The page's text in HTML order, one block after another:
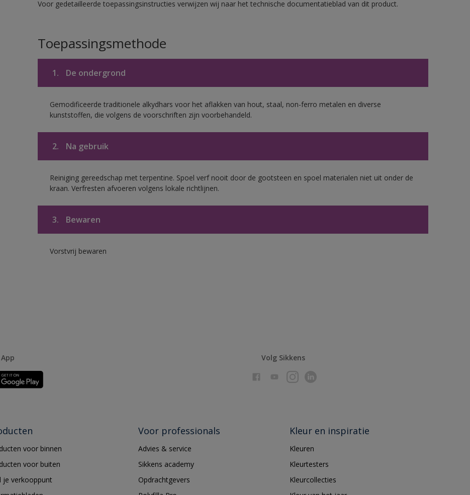
Voor gedetailleerde toepassingsinstructies verwijzen wij naar het technische documentatieblad van dit product.
Toepassingsmethode
1. De ondergrond
Gemodificeerde traditionele alkydhars voor het aflakken van hout, staal, non-ferro metalen en diverse
kunststoffen, die volgens de voorschriften zijn voorbehandeld.
2. Na gebruik
Reiniging gereedschap met terpentine. Spoel verf nooit door de gootsteen en spoel materialen niet uit onder de
kraan. Verfresten afvoeren volgens lokale richtlijnen.
3. Bewaren
Vorstvrij bewaren
Volg Sikkens
voor binnen
voor buiten
je verkooppunt
Voor professionals
Advies & service
Sikkens academy
Opdrachtgevers
Kleur en inspiratie
Kleuren
Kleurtesters
Kleurcollecties